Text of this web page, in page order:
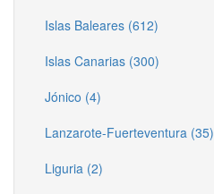
Islas Baleares (612)
Islas Canarias (300)
Jónico (4)
Lanzarote-Fuerteventura (35)
Liguria (2)